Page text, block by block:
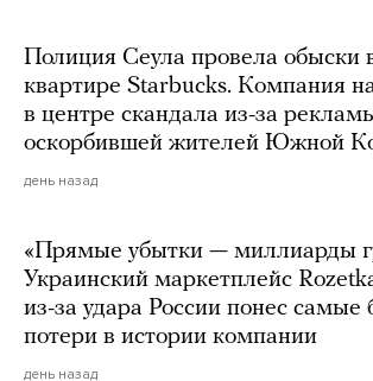
Полиция Сеула провела обыски
квартире Starbucks. Компания
в центре скандала из-за
оскорбившей жителей Южной
день назад
«Прямые убытки — миллиарды
Украинский маркетплейс
из-за удара России понес самые
потери в истории компании
день назад